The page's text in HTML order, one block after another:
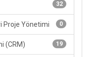
32
0
Proje Yönetimi
19
(CRM)